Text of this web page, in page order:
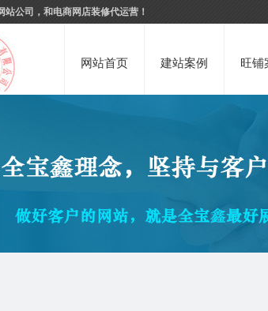
公司，和电商网店装修代运营！
网站首页 建站案例 旺铺